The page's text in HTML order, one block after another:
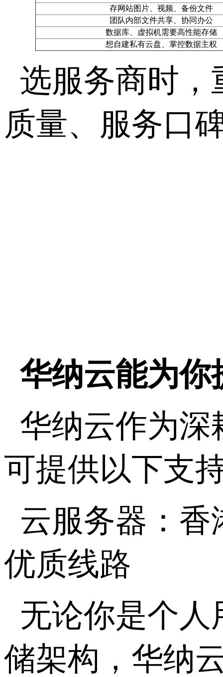
存网站图片、视频、备份文件
团队内部文件共享、协同办公
数据库、虚拟机需要高性能存储
想自建私有云盘、掌控数据主权
选服务商时，
质量、服务口
华纳云能为你
华纳云作为深
可提供以下支
云服务器：
优质线路
无论你是个
储架构，华纳